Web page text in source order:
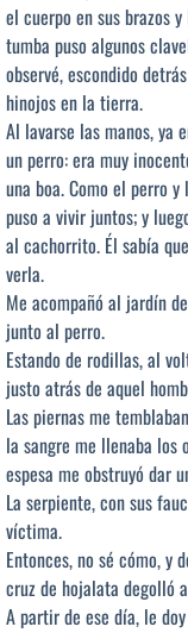
el cuerpo en sus brazos
tumba puso algunos
observé, escondido
hinojos en la tierra.
Al lavarse las manos, ya
un perro: era muy
una boa. Como el perro
puso a vivir juntos; y
al cachorrito. Él sabía
verla.
Me acompañó al jardín
junto al perro.
Estando de rodillas, al
justo atrás de aquel
Las piernas me
la sangre me llenaba los
espesa me obstruyó dar
La serpiente, con sus
víctima.
Entonces, no sé cómo, y
cruz de hojalata degolló
A partir de ese día, le